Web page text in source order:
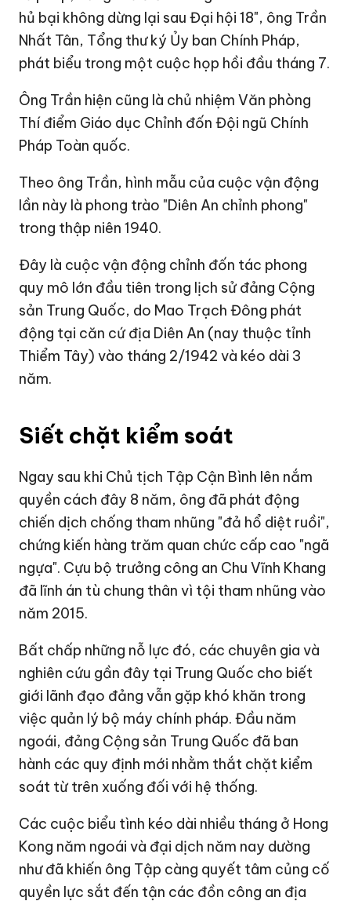
hủ bại không dừng lại sau Đại hội 18", ông Trần
Nhất Tân, Tổng thư ký Ủy ban Chính Pháp,
phát biểu trong một cuộc họp hồi đầu tháng 7.
Ông Trần hiện cũng là chủ nhiệm Văn phòng
Thí điểm Giáo dục Chỉnh đốn Đội ngũ Chính
Pháp Toàn quốc.
Theo ông Trần, hình mẫu của cuộc vận động
lần này là phong trào "Diên An chỉnh phong"
trong thập niên 1940.
Đây là cuộc vận động chỉnh đốn tác phong
quy mô lớn đầu tiên trong lịch sử đảng Cộng
sản Trung Quốc, do Mao Trạch Đông phát
động tại căn cứ địa Diên An (nay thuộc tỉnh
Thiểm Tây) vào tháng 2/1942 và kéo dài 3
năm.
Siết chặt kiểm soát
Ngay sau khi Chủ tịch Tập Cận Bình lên nắm
quyền cách đây 8 năm, ông đã phát động
chiến dịch chống tham nhũng "đả hổ diệt ruồi",
chứng kiến hàng trăm quan chức cấp cao "ngã
ngựa". Cựu bộ trưởng công an Chu Vĩnh Khang
đã lĩnh án tù chung thân vì tội tham nhũng vào
năm 2015.
Bất chấp những nỗ lực đó, các chuyên gia và
nghiên cứu gần đây tại Trung Quốc cho biết
giới lãnh đạo đảng vẫn gặp khó khăn trong
việc quản lý bộ máy chính pháp. Đầu năm
ngoái, đảng Cộng sản Trung Quốc đã ban
hành các quy định mới nhằm thắt chặt kiểm
soát từ trên xuống đối với hệ thống.
Các cuộc biểu tình kéo dài nhiều tháng ở Hong
Kong năm ngoái và đại dịch năm nay dường
như đã khiến ông Tập càng quyết tâm củng cố
quyền lực sắt đến tận các đồn công an địa